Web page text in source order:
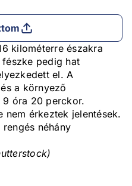
kilométerre északra
pedig hat
el. A
a környező
9 óra 20 perckor.
érkeztek jelentések.
néhány